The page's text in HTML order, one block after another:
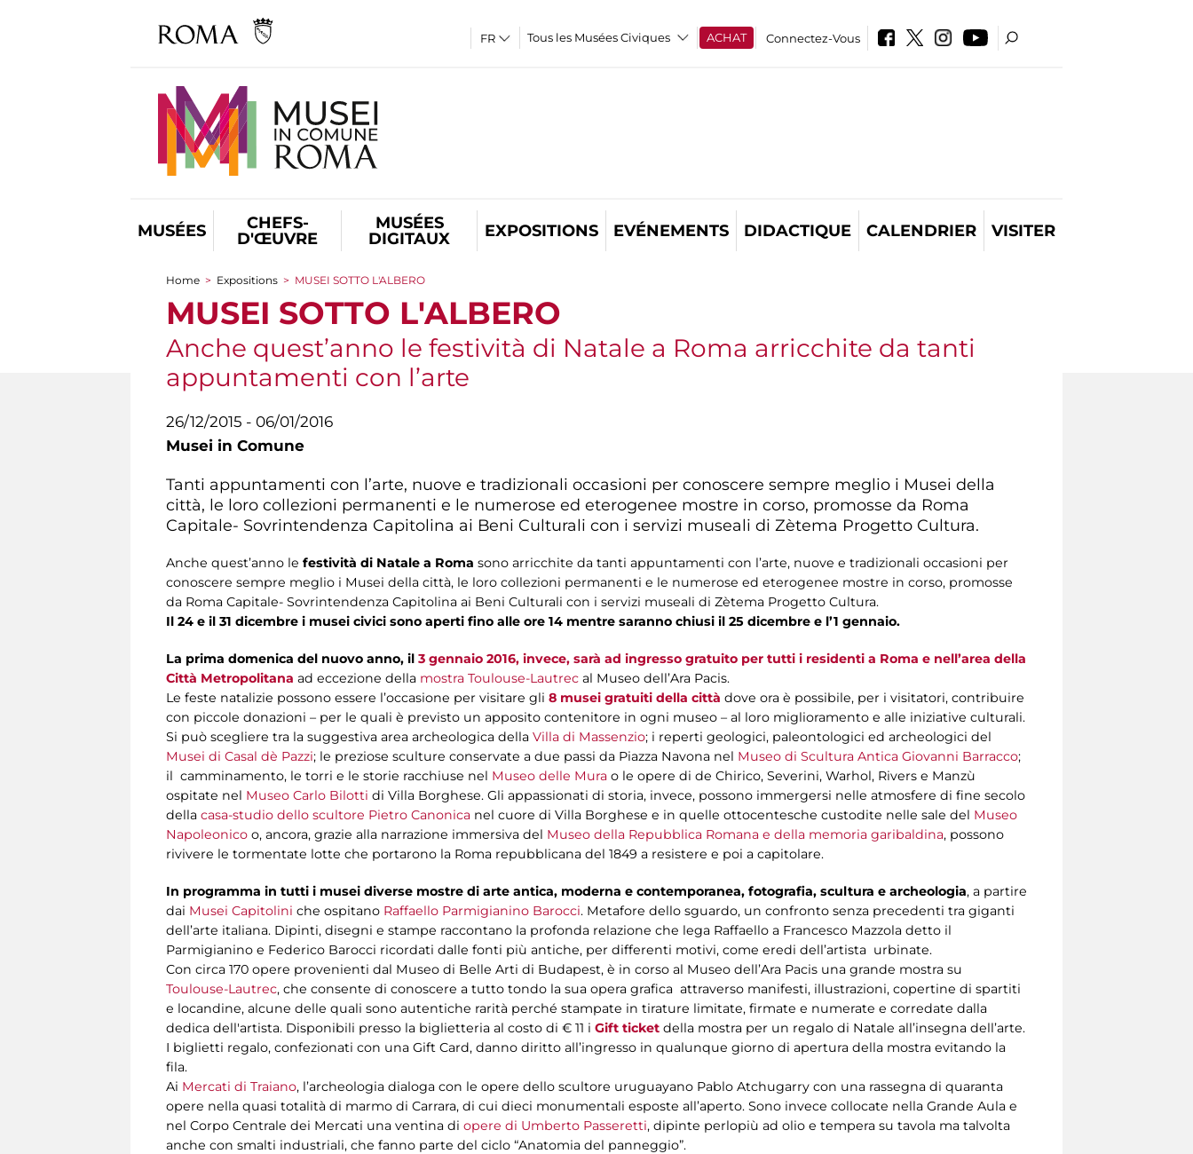
Tous les Musées Civiques ACHAT Connectez-Vous
MUSÉES
CHEFS-
D'ŒUVRE
MUSÉES
DIGITAUX
EXPOSITIONS EVÉNEMENTS DIDACTIQUE CALENDRIER VISITER
You are here
Home > Expositions > MUSEI SOTTO L'ALBERO
MUSEI SOTTO L'ALBERO
Anche quest’anno le festività di Natale a Roma arricchite da tanti
appuntamenti con l’arte
26/12/2015 - 06/01/2016
Musei in Comune
Tanti appuntamenti con l’arte, nuove e tradizionali occasioni per conoscere sempre meglio i Musei della
città, le loro collezioni permanenti e le numerose ed eterogenee mostre in corso, promosse da Roma
Capitale- Sovrintendenza Capitolina ai Beni Culturali con i servizi museali di Zètema Progetto Cultura.
Anche quest’anno le festività di Natale a Roma sono arricchite da tanti appuntamenti con l’arte, nuove e tradizionali occasioni per
conoscere sempre meglio i Musei della città, le loro collezioni permanenti e le numerose ed eterogenee mostre in corso, promosse
da Roma Capitale- Sovrintendenza Capitolina ai Beni Culturali con i servizi museali di Zètema Progetto Cultura.
Il 24 e il 31 dicembre i musei civici sono aperti fino alle ore 14 mentre saranno chiusi il 25 dicembre e l’1 gennaio.
La prima domenica del nuovo anno, il 3 gennaio 2016, invece, sarà ad ingresso gratuito per tutti i residenti a Roma e nell’area della
Città Metropolitana ad eccezione della mostra Toulouse-Lautrec al Museo dell’Ara Pacis.
Le feste natalizie possono essere l’occasione per visitare gli 8 musei gratuiti della città dove ora è possibile, per i visitatori, contribuire
con piccole donazioni – per le quali è previsto un apposito contenitore in ogni museo – al loro miglioramento e alle iniziative culturali.
Si può scegliere tra la suggestiva area archeologica della Villa di Massenzio; i reperti geologici, paleontologici ed archeologici del
Musei di Casal dè Pazzi; le preziose sculture conservate a due passi da Piazza Navona nel Museo di Scultura Antica Giovanni Barracco;
il camminamento, le torri e le storie racchiuse nel Museo delle Mura o le opere di de Chirico, Severini, Warhol, Rivers e Manzù
ospitate nel Museo Carlo Bilotti di Villa Borghese. Gli appassionati di storia, invece, possono immergersi nelle atmosfere di fine secolo
della casa-studio dello scultore Pietro Canonica nel cuore di Villa Borghese e in quelle ottocentesche custodite nelle sale del Museo
Napoleonico o, ancora, grazie alla narrazione immersiva del Museo della Repubblica Romana e della memoria garibaldina, possono
rivivere le tormentate lotte che portarono la Roma repubblicana del 1849 a resistere e poi a capitolare.
In programma in tutti i musei diverse mostre di arte antica, moderna e contemporanea, fotografia, scultura e archeologia, a partire
dai Musei Capitolini che ospitano Raffaello Parmigianino Barocci. Metafore dello sguardo, un confronto senza precedenti tra giganti
dell’arte italiana. Dipinti, disegni e stampe raccontano la profonda relazione che lega Raffaello a Francesco Mazzola detto il
Parmigianino e Federico Barocci ricordati dalle fonti più antiche, per differenti motivi, come eredi dell’artista urbinate.
Con circa 170 opere provenienti dal Museo di Belle Arti di Budapest, è in corso al Museo dell’Ara Pacis una grande mostra su
Toulouse-Lautrec, che consente di conoscere a tutto tondo la sua opera grafica attraverso manifesti, illustrazioni, copertine di spartiti
e locandine, alcune delle quali sono autentiche rarità perché stampate in tirature limitate, firmate e numerate e corredate dalla
dedica dell'artista. Disponibili presso la biglietteria al costo di € 11 i Gift ticket della mostra per un regalo di Natale all’insegna dell’arte.
I biglietti regalo, confezionati con una Gift Card, danno diritto all’ingresso in qualunque giorno di apertura della mostra evitando la
fila.
Ai Mercati di Traiano, l’archeologia dialoga con le opere dello scultore uruguayano Pablo Atchugarry con una rassegna di quaranta
opere nella quasi totalità di marmo di Carrara, di cui dieci monumentali esposte all’aperto. Sono invece collocate nella Grande Aula e
nel Corpo Centrale dei Mercati una ventina di opere di Umberto Passeretti, dipinte perlopiù ad olio e tempera su tavola ma talvolta
anche con smalti industriali, che fanno parte del ciclo “Anatomia del panneggio”.